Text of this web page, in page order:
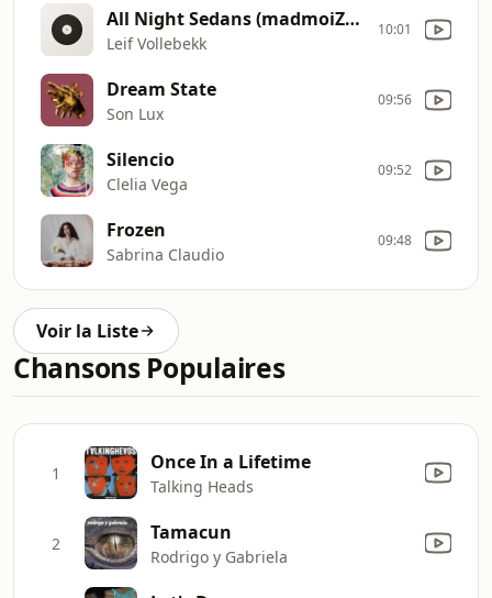
All Night Sedans (madmoiZelle session)
Leif Vollebekk
10:01
Dream State
Son Lux
09:56
Silencio
Clelia Vega
09:52
Frozen
Sabrina Claudio
09:48
Voir la Liste
Chansons Populaires
1 Once In a Lifetime
Talking Heads
2 Tamacun
Rodrigo y Gabriela